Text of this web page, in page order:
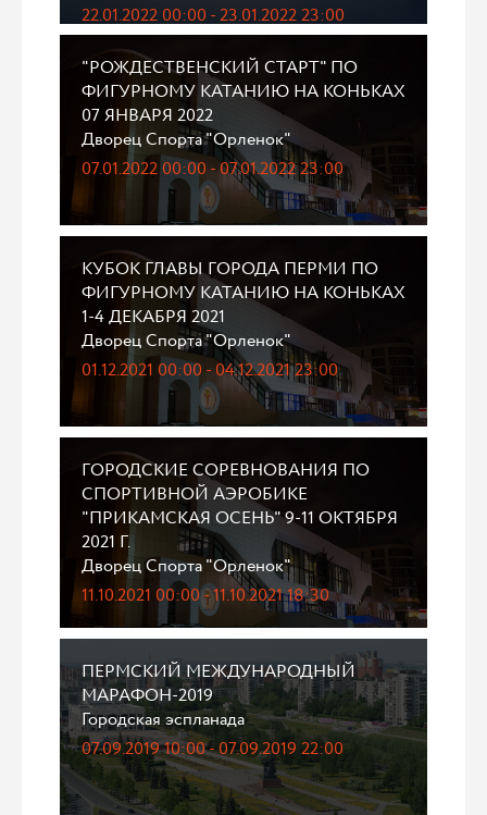
22.01.2022 00:00 - 23.01.2022 23:00
"РОЖДЕСТВЕНСКИЙ СТАРТ" ПО
ФИГУРНОМУ КАТАНИЮ НА КОНЬКАХ
07 ЯНВАРЯ 2022
Дворец Спорта "Орленок"
07.01.2022 00:00 - 07.01.2022 23:00
КУБОК ГЛАВЫ ГОРОДА ПЕРМИ ПО
ФИГУРНОМУ КАТАНИЮ НА КОНЬКАХ
1-4 ДЕКАБРЯ 2021
Дворец Спорта "Орленок"
01.12.2021 00:00 - 04.12.2021 23:00
ГОРОДСКИЕ СОРЕВНОВАНИЯ ПО
СПОРТИВНОЙ АЭРОБИКЕ
"ПРИКАМСКАЯ ОСЕНЬ" 9-11 ОКТЯБРЯ
2021 Г.
Дворец Спорта "Орленок"
11.10.2021 00:00 - 11.10.2021 18:30
ПЕРМСКИЙ МЕЖДУНАРОДНЫЙ
МАРАФОН-2019
Городская эспланада
07.09.2019 10:00 - 07.09.2019 22:00